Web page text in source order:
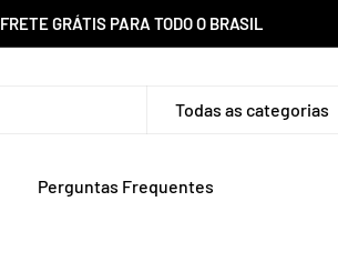
FRETE GRÁTIS PARA TODO O BRASIL
Todas as categorias
Perguntas Frequentes